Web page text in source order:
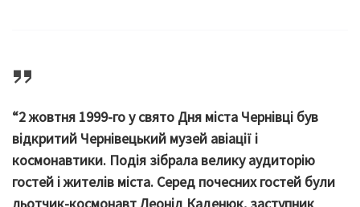
“2 жовтня 1999-го у свято Дня міста Чернівці був
відкритий Чернівецький музей авіації і
космонавтики. Подія зібрала велику аудиторію
гостей і жителів міста. Серед почесних гостей були